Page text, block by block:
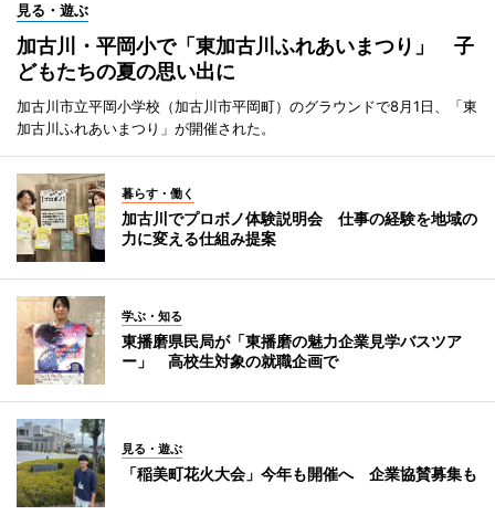
見る・遊ぶ
加古川・平岡小で「東加古川ふれあいまつり」 子
どもたちの夏の思い出に
加古川市立平岡小学校（加古川市平岡町）のグラウンドで8月1日、「東
加古川ふれあいまつり」が開催された。
暮らす・働く
加古川でプロボノ体験説明会 仕事の経験を地域の
力に変える仕組み提案
学ぶ・知る
東播磨県民局が「東播磨の魅力企業見学バスツア
ー」 高校生対象の就職企画で
見る・遊ぶ
「稲美町花火大会」今年も開催へ 企業協賛募集も